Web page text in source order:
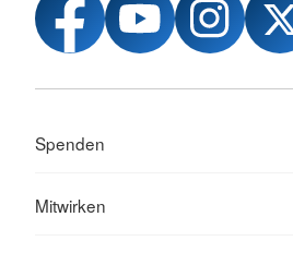
Spenden
Mitwirken